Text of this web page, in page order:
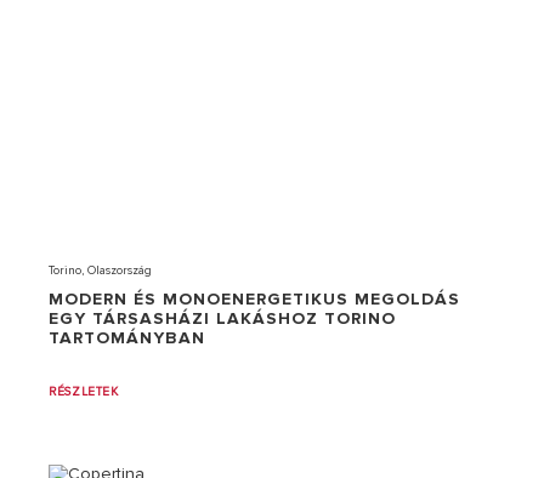
Torino, Olaszország
MODERN ÉS MONOENERGETIKUS MEGOLDÁS
EGY TÁRSASHÁZI LAKÁSHOZ TORINO
TARTOMÁNYBAN
RÉSZLETEK